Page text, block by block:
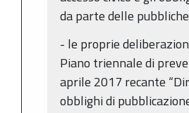
da parte delle
- le proprie
Piano triennale di
aprile 2017 recante
obblighi di